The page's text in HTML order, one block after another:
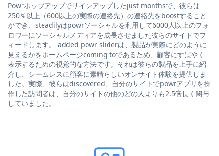
Powrポップアップでサインアップしたjust monthsで、彼らは
250％以上（600以上の実際の連絡先）の連絡先をboostすること
ができ、steadilyはpowrソーシャルを利用して6000人以上のフォ
ロワーにソーシャルメディアを成長させました彼らのサイトでフ
ィードします。 added powr sliderは、製品が実際にどのように
見えるかをホームページcoming toであるため、顧客にすばやく
表示するための視覚的な方法です。それは彼らの製品を上手に紹
介し、シームレスに顧客に素晴らしいオンサイト体験を提供しま
した。実際、彼らはdiscovered、自分のサイトでpowrアプリを操
作した訪問者は、自分のサイトの他のどの人よりも2.5倍長く関与
していました。